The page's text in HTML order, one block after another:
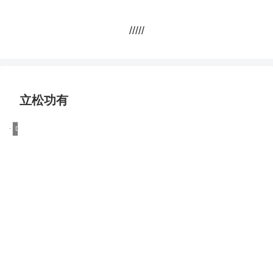
/////
立松功有
DQN